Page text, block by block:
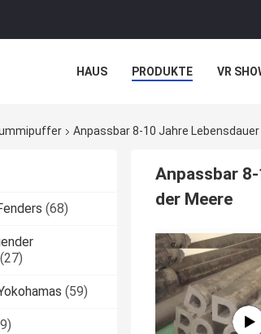
HAUS PRODUKTE VR
Anpassbar 8-10 Jahre
(68)
(27)
(59)
Anpassbar
der Meere